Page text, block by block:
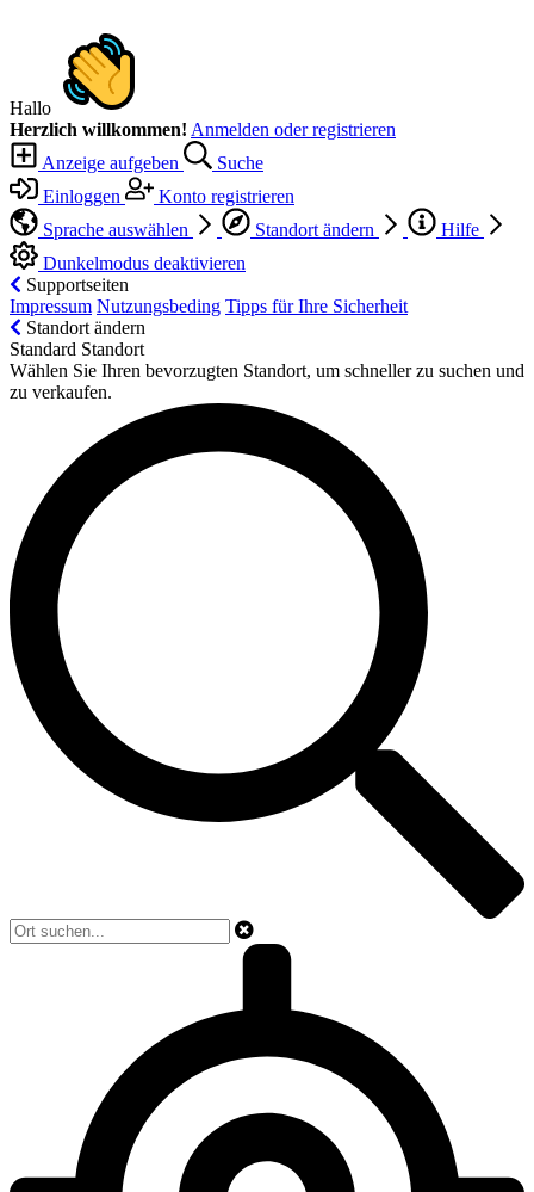
Hallo
Herzlich willkommen! Anmelden oder registrieren
Anzeige aufgeben
Suche
Einloggen
Konto registrieren
Sprache auswählen
Standort ändern
Hilfe
Dunkelmodus deaktivieren
Supportseiten
Impressum Nutzungsbeding Tipps für Ihre Sicherheit
Standort ändern
Standard Standort
Wählen Sie Ihren bevorzugten Standort, um schneller zu suchen und
zu verkaufen.